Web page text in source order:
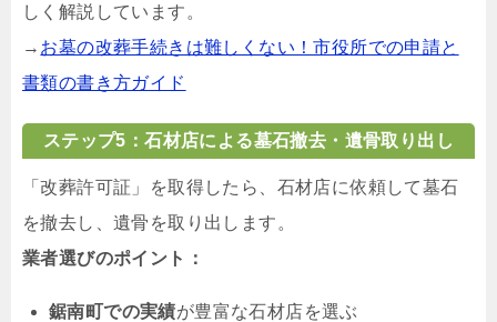
しく解説しています。
→ お墓の改葬手続きは難しくない！市役所での申請と
書類の書き方ガイド
ステップ5：石材店による墓石撤去・遺骨取り出し
「改葬許可証」を取得したら、石材店に依頼して墓石
を撤去し、遺骨を取り出します。
業者選びのポイント：
鋸南町での実績が豊富な石材店を選ぶ